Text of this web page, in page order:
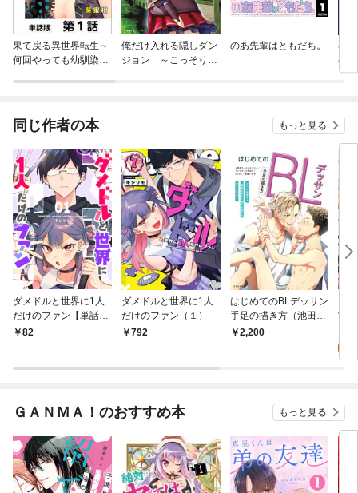
果て戻る異世界転生～
何回やっても幼馴染に
俺だけ入れる隠しダン
ジョン ～こっそり鍛
のあ先輩はともだち。
不
行
同じ作者の本 もっと見る
ダメドルと世界に1人
だけのファン【単話
版】(１)
82
ダメドルと世界に1人
だけのファン（１）
792
はじめてのBLデッサン
手足の描き方（池田書
店）2,200
ＧＡＮＭＡ！のおすすめ本 もっと見る